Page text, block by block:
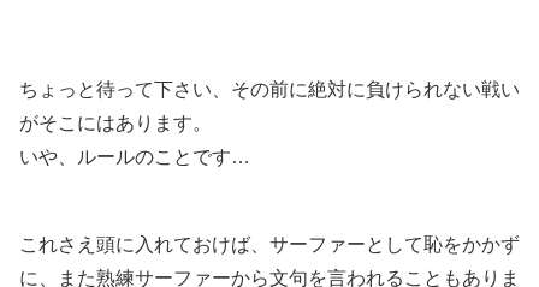
ちょっと待って下さい、その前に絶対に負けられない戦い
がそこにはあります。
いや、ルールのことです…
これさえ頭に入れておけば、サーファーとして恥をかかず
に、また熟練サーファーから文句を言われることもありま